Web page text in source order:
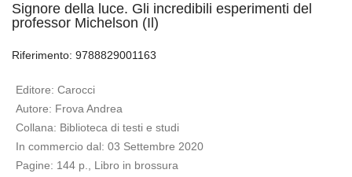
Signore della luce. Gli incredibili esperimenti del
professor Michelson (Il)
Riferimento: 9788829001163
Editore: Carocci
Autore: Frova Andrea
Collana: Biblioteca di testi e studi
In commercio dal: 03 Settembre 2020
Pagine: 144 p., Libro in brossura